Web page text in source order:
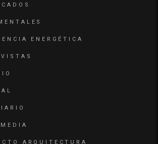
ENERGÉTICA
ARQUITECTURA